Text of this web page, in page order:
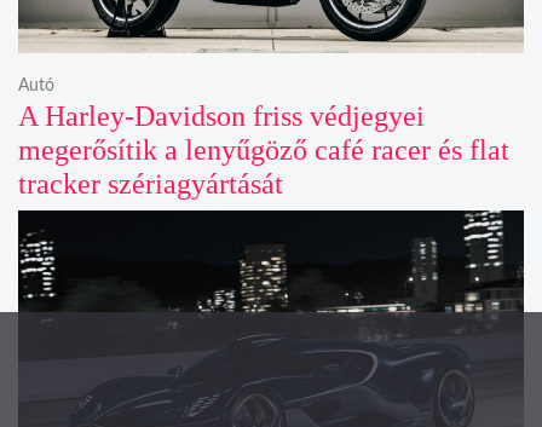
A Harley-Davidson friss védjegyei
megerősítik a lenyűgöző café racer és flat
tracker szériagyártását
Autó